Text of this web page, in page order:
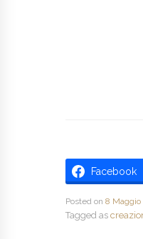
Facebook
Posted on 8 Maggio
Tagged as